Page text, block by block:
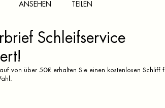
ANSEHEN TEILEN
Schleifservice
von über 50€ erhalten Sie einen kostenlosen Schliff